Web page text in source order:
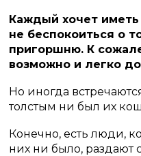
Каждый хочет
не беспокоиться о
пригоршню. К
возможно и легко
Но иногда
толстым ни был их
Конечно, есть люди,
них ни было, раздают